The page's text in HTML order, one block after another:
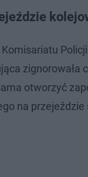
zignorowała
otworzyć
na przejeździe